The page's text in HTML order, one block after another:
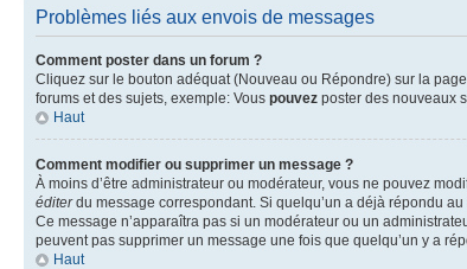
Problèmes liés aux envois de messages
Comment poster dans un forum ?
Cliquez sur le bouton adéquat (Nouveau ou Répondre) sur la
forums et des sujets, exemple: Vous pouvez poster des nouveaux
Haut
Comment modifier ou supprimer un message ?
À moins d’être administrateur ou modérateur, vous ne pouvez
éditerdu message correspondant. Si quelqu’un a déjà répondu
Ce message n’apparaîtra pas si un modérateur ou un
peuvent pas supprimer un message une fois que quelqu’un y a
Haut